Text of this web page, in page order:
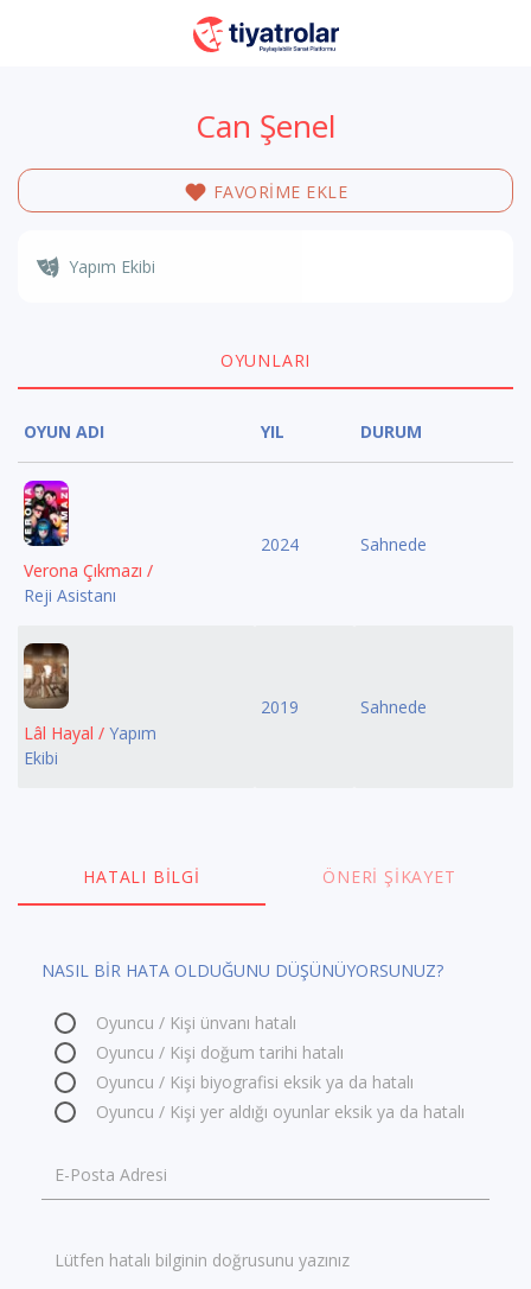
Can Şenel
FAVORİME EKLE
Yapım Ekibi
OYUNLARI
OYUN ADI YIL DURUM
Verona Çıkmazı /
Reji Asistanı
2024 Sahnede
Lâl Hayal / Yapım
Ekibi
2019 Sahnede
HATALI BILGI ÖNERI ŞIKAYET
NASIL BİR HATA OLDUĞUNU DÜŞÜNÜYORSUNUZ?
Oyuncu / Kişi ünvanı hatalı
Oyuncu / Kişi doğum tarihi hatalı
Oyuncu / Kişi biyografisi eksik ya da hatalı
Oyuncu / Kişi yer aldığı oyunlar eksik ya da hatalı
E-Posta Adresi
Lütfen hatalı bilginin doğrusunu yazınız